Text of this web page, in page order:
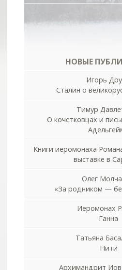
НОВЫЕ
Игорь
Сталин о
Тимур
О кочетковцах и
Книги иеромонаха
выставке в
Олег
«За родником —
Иеромонах
Ганна
Татьяна
Нити
Архимандрит Иов